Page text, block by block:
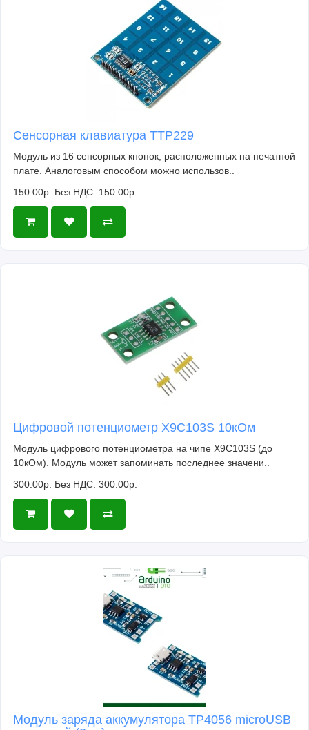
Сенсорная клавиатура TTP229
Модуль из 16 сенсорных кнопок, расположенных на печатной
плате. Аналоговым способом можно использов..
150.00р. Без НДС: 150.00р.
Цифровой потенциометр X9C103S 10кОм
Модуль цифрового потенциометра на чипе X9C103S (до
10кОм). Модуль может запоминать последнее значени..
300.00р. Без НДС: 300.00р.
Модуль заряда аккумулятора TP4056 microUSB